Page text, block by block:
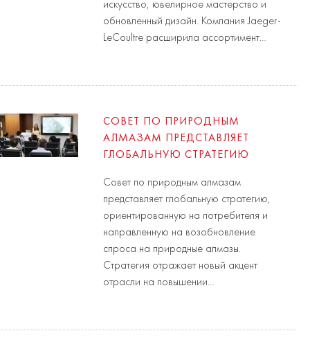
искусство, ювелирное мастерство и
обновленный дизайн. Компания Jaeger-
LeCoultre расширила ассортимент…
СОВЕТ ПО ПРИРОДНЫМ
АЛМАЗАМ ПРЕДСТАВЛЯЕТ
ГЛОБАЛЬНУЮ СТРАТЕГИЮ
Совет по природным алмазам
представляет глобальную стратегию,
ориентированную на потребителя и
направленную на возобновление
спроса на природные алмазы.
Стратегия отражает новый акцент
отрасли на повышении…